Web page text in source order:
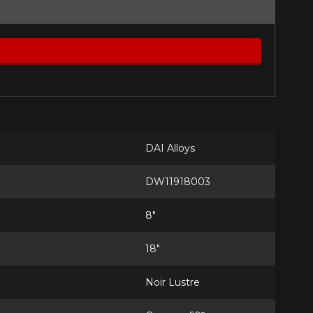
DAI Alloys
DW11918003
8"
18"
Noir Lustre
disponible en ligne
pas à contacter notre
de l'information sur votre